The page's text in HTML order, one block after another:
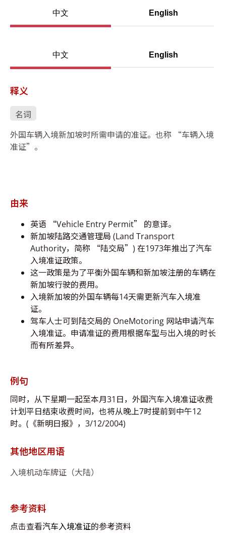
中文 English
中文 English
释义
名词
外国车辆入境新加坡时所需申请的准证。也称 “车辆入境
准证”。
由来
英语 “Vehicle Entry Permit” 的意译。
新加坡陆路交通管理局 (Land Transport
Authority，简称 “陆交局”) 在1973年推出了汽车
入境准证政策。
这一政策是为了平衡外国车辆和新加坡注册的车辆在
新加坡行驶的费用。
入境新加坡的外国车辆每14天需更新汽车入境准
证。
驾车人士可到陆交局的 OneMotoring 网站申请汽车
入境准证。申请准证的费用根据车型与出入境的时长
而有所差异。
例句
同时，从下星期一起至本月31日，外国汽车入境准证收费
计划平日结束收费时间，也将从晚上7时提前到中午12
时。(《新明日报》，3/12/2004)
其他地区用语
入境机动车牌证（大陆）
参考资料
点击查看汽车入境准证的参考资料